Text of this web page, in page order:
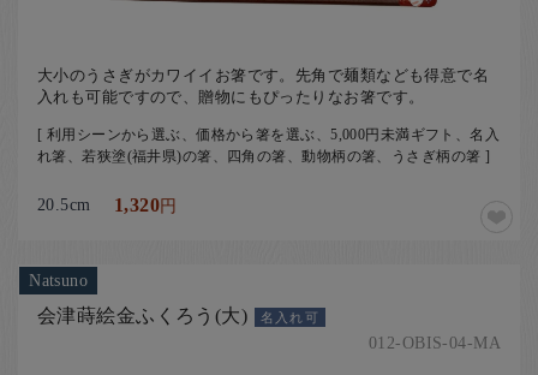
大小のうさぎがカワイイお箸です。先角で麺類なども得意で名
入れも可能ですので、贈物にもぴったりなお箸です。
[ 利用シーンから選ぶ、価格から箸を選ぶ、5,000円未満ギフト、名入
れ箸、若狭塗(福井県)の箸、四角の箸、動物柄の箸、うさぎ柄の箸 ]
20.5cm 1,320円
Natsuno
会津蒔絵金ふくろう(大) 名入れ可
012-OBIS-04-MA